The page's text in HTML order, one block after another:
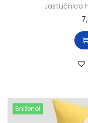
Jastučnica
Sniženo!